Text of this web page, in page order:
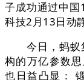
子成功通过中
科技2月13日动
今日，蚂蚁
构的万亿参数
也日益凸显：